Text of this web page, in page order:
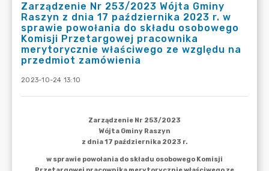
Zarządzenie Nr 253/2023 Wójta Gminy
Raszyn z dnia 17 października 2023 r. w
sprawie powołania do składu osobowego
Komisji Przetargowej pracownika
merytorycznie właściwego ze względu na
przedmiot zamówienia
2023-10-24 13:10